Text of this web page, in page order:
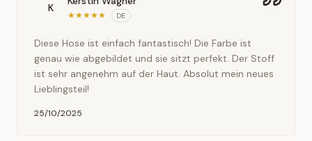
K
★★★★★ DE
Diese Hose ist einfach fantastisch! Die Farbe ist
genau wie abgebildet und sie sitzt perfekt. Der Stoff
ist sehr angenehm auf der Haut. Absolut mein neues
Lieblingsteil!
25/10/2025